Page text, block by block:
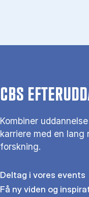
CBS
Kombiner
karriere med en
forskning.
Deltag i vores events
Få ny viden og